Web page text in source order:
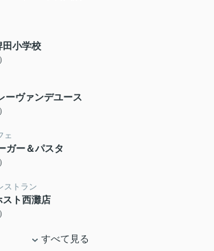
田小学校
ーヴァンデユース
ェ
ガー＆パスタ
ストラン
スト西灘店
すべて見る